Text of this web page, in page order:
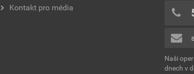
Kontakt pro média
Naši
dnech v